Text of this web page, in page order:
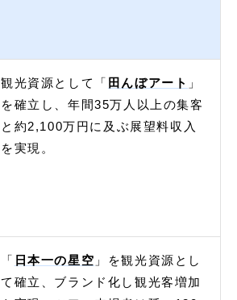
観光資源として「 田んぼアート 」
を確立し、年間35万人以上の集客
と約2,100万円に及ぶ展望料収入
を実現。
「 日本一の星空 」を観光資源とし
て確立、ブランド化し観光客増加